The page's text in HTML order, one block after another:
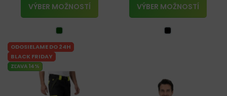
VÝBER MOŽNOSTÍ VÝBER MOŽNOSTÍ
ODOSIELAME DO 24H
BLACK FRIDAY
ZĽAVA 14%